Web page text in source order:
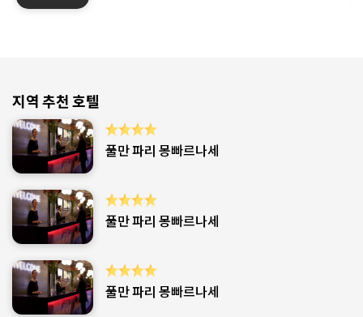
지역 추천 호텔
풀만 파리 몽빠르나세
풀만 파리 몽빠르나세
풀만 파리 몽빠르나세